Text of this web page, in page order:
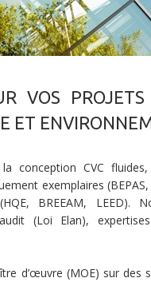
VOS
ET
conception CVC
exemplaires
BREEAM, LEED).
(Loi Elan),
d’œuvre (MOE) sur des